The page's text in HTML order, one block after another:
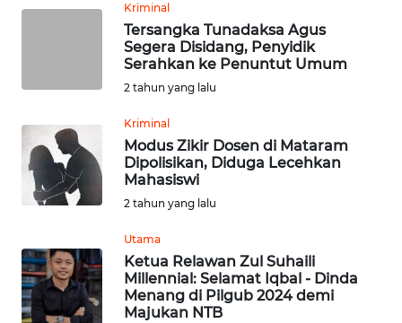
Kriminal
Tersangka Tunadaksa Agus
Segera Disidang, Penyidik
Serahkan ke Penuntut Umum
2 tahun yang lalu
Kriminal
Modus Zikir Dosen di Mataram
Dipolisikan, Diduga Lecehkan
Mahasiswi
2 tahun yang lalu
Utama
Ketua Relawan Zul Suhaili
Millennial: Selamat Iqbal - Dinda
Menang di Pilgub 2024 demi
Majukan NTB
WN
LABUHANBATU
WN
WN DELI
SERDANG